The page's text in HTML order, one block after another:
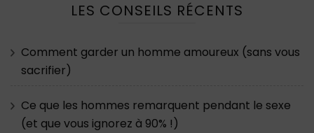
LES CONSEILS RÉCENTS
Comment garder un homme amoureux (sans vous
sacrifier)
Ce que les hommes remarquent pendant le sexe
(et que vous ignorez à 90% !)